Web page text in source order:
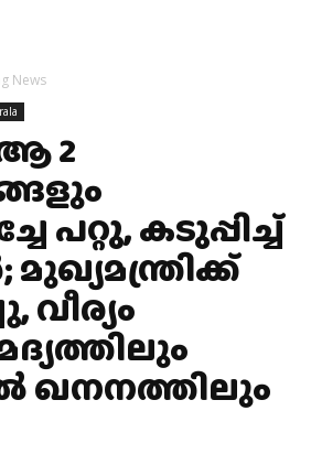
News
ആ 2
പറ്റു, കടുപ്പിച്ച്
ഖനനത്തിലും